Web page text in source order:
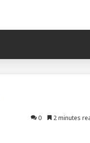
0 2 minutes